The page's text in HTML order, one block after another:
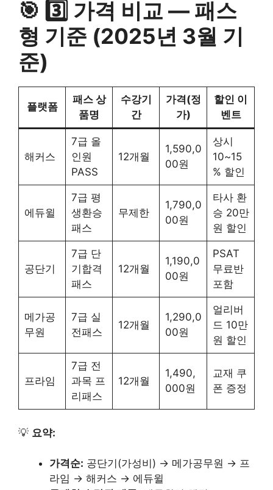
🎯 3️⃣ 가격 비교 — 패스
형 기준 (2025년 3월 기
준)
플랫폼
패스 상
품명
수강기
간
가격(정
가)
할인 이
벤트
해커스
7급 올
인원
PASS
12개월
1,590,0
00원
상시
10~15
% 할인
에듀윌
7급 평
생환승
패스
무제한
1,790,0
00원
타사 환
승 20만
원 할인
공단기
7급 단
기합격
패스
12개월
1,190,0
00원
PSAT
무료반
포함
메가공
무원
7급 실
전패스
12개월
1,290,0
00원
얼리버
드 10만
원 할인
프라임
7급 전
과목 프
리패스
12개월
1,490,
000원
교재 쿠
폰 증정
💡 요약:
가격순: 공단기(가성비) → 메가공무원 → 프
라임 → 해커스 → 에듀윌